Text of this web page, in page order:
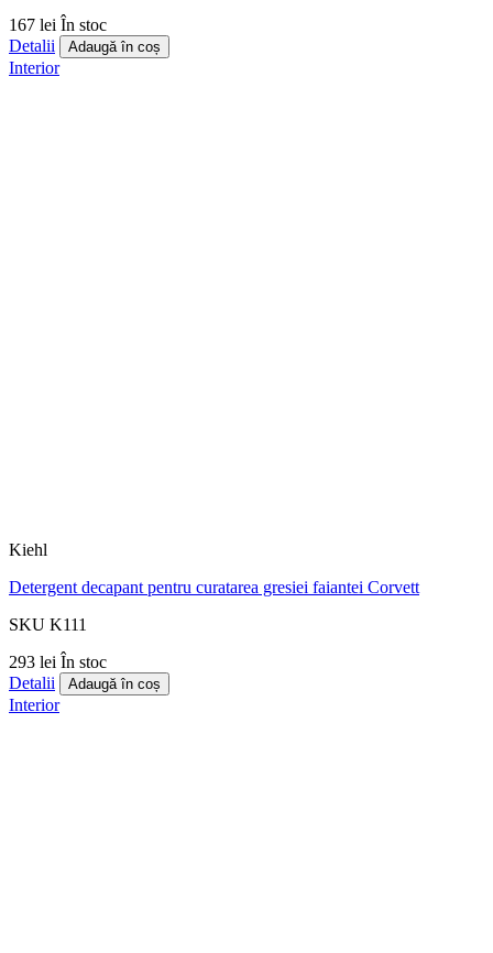
167 lei În stoc
Detalii
Adaugă în coș
Interior
Kiehl
Detergent decapant pentru curatarea gresiei faiantei Corvett
SKU K111
293 lei În stoc
Detalii
Adaugă în coș
Interior